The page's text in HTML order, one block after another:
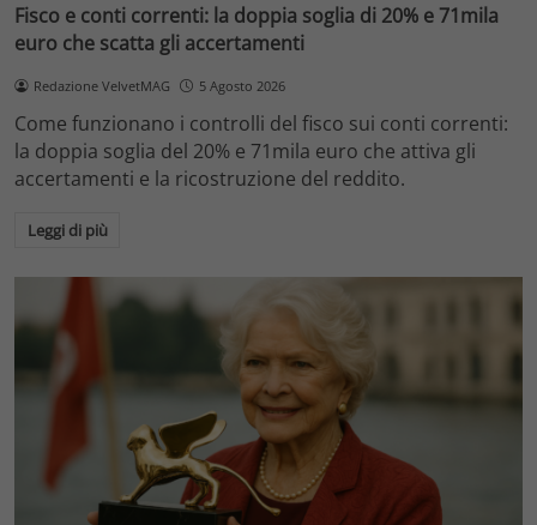
Fisco e conti correnti: la doppia soglia di 20% e 71mila
euro che scatta gli accertamenti
Redazione VelvetMAG 5 Agosto 2026
Come funzionano i controlli del fisco sui conti correnti:
la doppia soglia del 20% e 71mila euro che attiva gli
accertamenti e la ricostruzione del reddito.
Leggi di più